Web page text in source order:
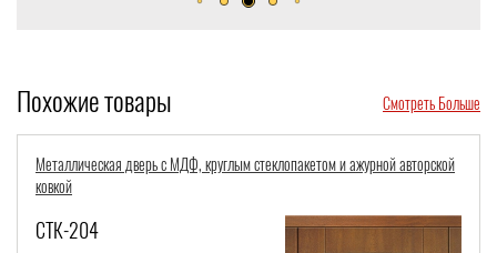
Похожие товары Смотреть Больше
Металлическая дверь с МДФ, круглым стеклопакетом и ажурной авторской
ковкой
СТК-204